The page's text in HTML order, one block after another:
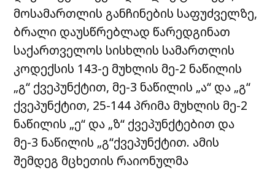
მოსამართლის განჩინების საფუძველზე,
ბრალი დაუსწრებლად წარედგინათ
საქართველოს სისხლის სამართლის
კოდექსის 143-ე მუხლის მე-2 ნაწილის
„გ“ ქვეპუნქტით, მე-3 ნაწილის „ა“ და „გ“
ქვეპუნქტით, 25-144 პრიმა მუხლის მე-2
ნაწილის „ე“ და „ზ“ ქვეპუნქტებით და
მე-3 ნაწილის „გ“ქვეპუნქტით. ამის
შემდეგ მცხეთის რაიონულმა